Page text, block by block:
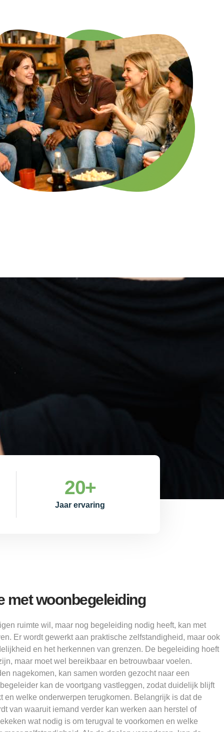
Jaar ervaring
20+
met woonbegeleiding
ruimte wil, maar nog begeleiding nodig heeft, kan met
Er wordt gewerkt aan praktische zelfstandigheid, maar ook
en het herkennen van grenzen. De begeleiding hoeft
maar moet wel bereikbaar en betrouwbaar voelen.
nagekomen, kan samen worden gezocht naar een
kan de voortgang vastleggen, zodat duidelijk blijft
en welke onderwerpen terugkomen. Belangrijk is dat de
van waaruit iemand verder kan werken aan herstel of
wat nodig is om terugval te voorkomen en welke